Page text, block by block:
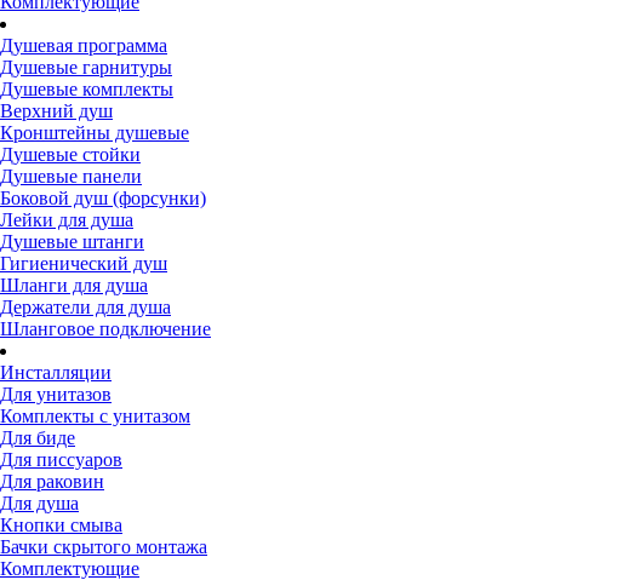
Душевая программа
Душевые гарнитуры
Душевые комплекты
Верхний душ
Кронштейны душевые
Душевые стойки
Душевые панели
Боковой душ (форсунки)
Лейки для душа
Душевые штанги
Гигиенический душ
Шланги для душа
Держатели для душа
Шланговое подключение
Инсталляции
Для унитазов
Комплекты с унитазом
Для биде
Для писсуаров
Для раковин
Для душа
Кнопки смыва
Бачки скрытого монтажа
Комплектующие